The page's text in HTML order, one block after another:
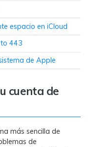
tanto de todo en
espacio en iCloud
443
de Apple
cuenta de
más sencilla de
de